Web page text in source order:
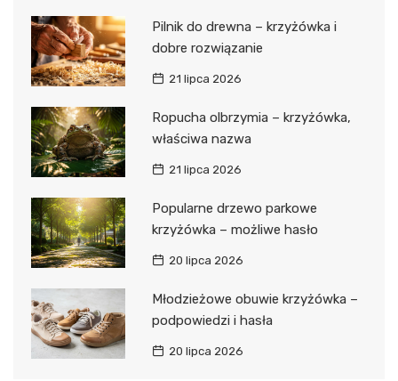
Pilnik do drewna – krzyżówka i
dobre rozwiązanie
21 lipca 2026
Ropucha olbrzymia – krzyżówka,
właściwa nazwa
21 lipca 2026
Popularne drzewo parkowe
krzyżówka – możliwe hasło
20 lipca 2026
Młodzieżowe obuwie krzyżówka –
podpowiedzi i hasła
20 lipca 2026